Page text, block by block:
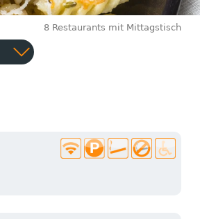
8 Restaurants mit Mittagstisch